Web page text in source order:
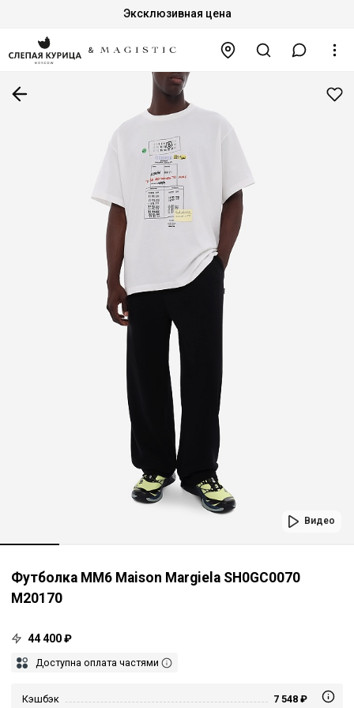
Эксклюзивная цена
Видео
Футболка MM6 Maison Margiela SH0GC0070
M20170
44 400 ₽
Доступна оплата частями
Кэшбэк 7 548 ₽